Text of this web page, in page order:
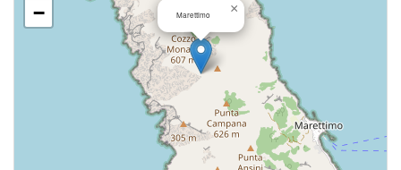
Marettimo ×
−